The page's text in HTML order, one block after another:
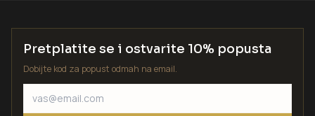
Pretplatite se i ostvarite 10% popusta
Dobijte kod za popust odmah na email.